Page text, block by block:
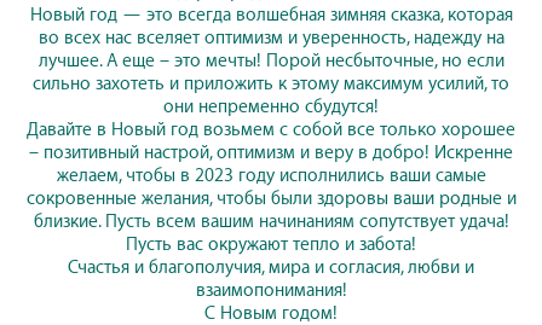
Новый год — это всегда волшебная зимняя сказка, которая
во всех нас вселяет оптимизм и уверенность, надежду на
лучшее. А еще – это мечты! Порой несбыточные, но если
сильно захотеть и приложить к этому максимум усилий, то
они непременно сбудутся!
Давайте в Новый год возьмем с собой все только хорошее
– позитивный настрой, оптимизм и веру в добро! Искренне
желаем, чтобы в 2023 году исполнились ваши самые
сокровенные желания, чтобы были здоровы ваши родные и
близкие. Пусть всем вашим начинаниям сопутствует удача!
Пусть вас окружают тепло и забота!
Счастья и благополучия, мира и согласия, любви и
взаимопонимания!
С Новым годом!